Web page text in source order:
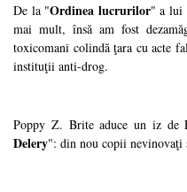
De la "Ordinea lucrurilor" a lui
mai mult, însă am fost
toxicomani colindă ţara cu acte
instituţii anti-drog.
Poppy Z. Brite aduce un iz de
Delery": din nou copii nevinovaţi